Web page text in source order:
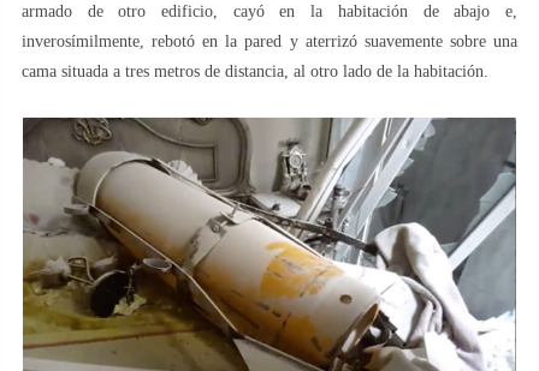
armado de otro edificio, cayó en la habitación de abajo e,
inverosímilmente, rebotó en la pared y aterrizó suavemente sobre una
cama situada a tres metros de distancia, al otro lado de la habitación.